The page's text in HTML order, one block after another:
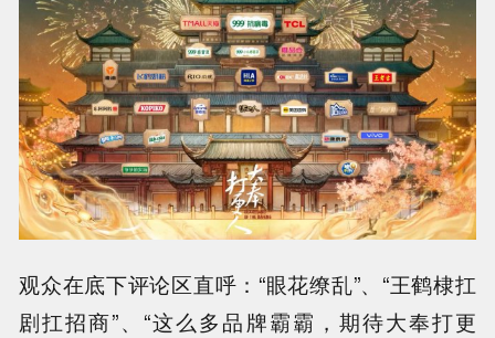
观众在底下评论区直呼：“眼花缭乱”、“王鹤棣扛
剧扛招商”、“这么多品牌霸霸，期待大奉打更